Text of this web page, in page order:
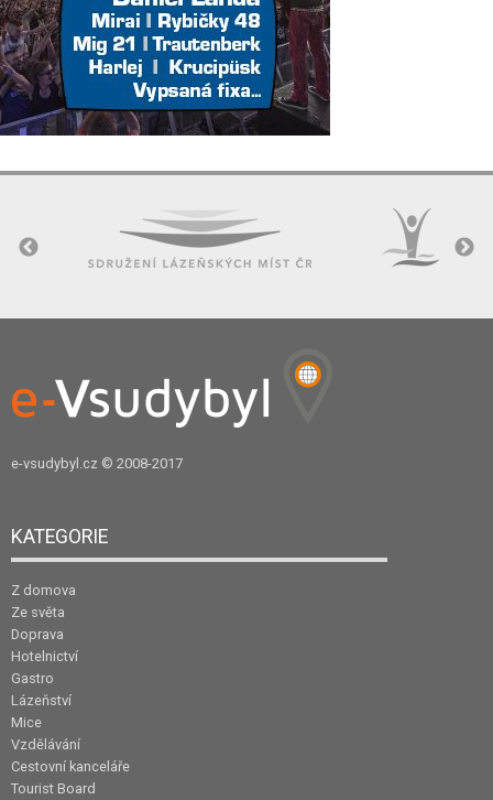
e-vsudybyl.cz © 2008-2017
KATEGORIE
Z domova
Ze světa
Doprava
Hotelnictví
Gastro
Lázeňství
Mice
Vzdělávání
Cestovní kanceláře
Tourist Board